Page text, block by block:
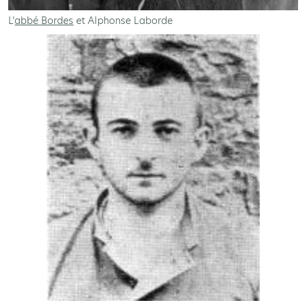
L’abbé Bordes et Alphonse Laborde